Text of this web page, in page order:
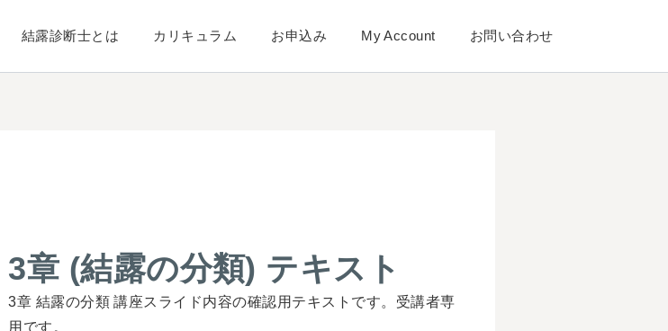
結露診断士とは カリキュラム お申込み My Account お問い合わせ
3章 (結露の分類) テキスト
3章 結露の分類 講座スライド内容の確認用テキストです。受講者専
用です。